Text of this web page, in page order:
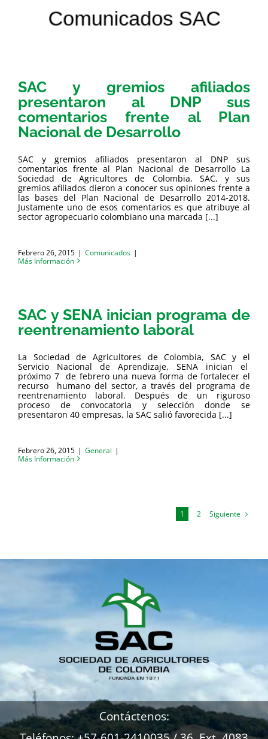
SAC y gremios afiliados
presentaron al DNP sus
comentarios frente al Plan
Nacional de Desarrollo
SAC y gremios afiliados presentaron al DNP sus
comentarios frente al Plan Nacional de Desarrollo La
Sociedad de Agricultores de Colombia, SAC, y sus
gremios afiliados dieron a conocer sus opiniones frente a
las bases del Plan Nacional de Desarrollo 2014-2018.
Justamente uno de esos comentarios es que atribuye al
sector agropecuario colombiano una marcada [...]
Febrero 26, 2015 | Comunicados |
Más Información
SAC y SENA inician programa de
reentrenamiento laboral
La Sociedad de Agricultores de Colombia, SAC y el
Servicio Nacional de Aprendizaje, SENA inician el
próximo 7 de febrero una nueva forma de fortalecer el
recurso humano del sector, a través del programa de
reentrenamiento laboral. Después de un riguroso
proceso de convocatoria y selección donde se
presentaron 40 empresas, la SAC salió favorecida [...]
Febrero 26, 2015 | General |
Más Información
1 2 Siguiente
Contáctenos: